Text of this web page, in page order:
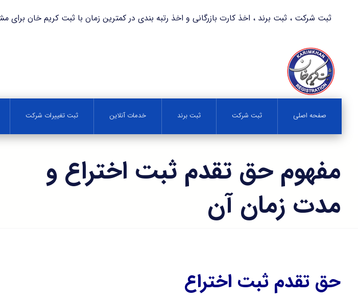
ثبت شرکت ، ثبت برند ، اخذ کارت بازرگانی و اخذ رتبه بندی در کمترین زمان با ثبت کریم خان برای مشاوره با شماره ۸۷۱۴۶
صفحه اصلی ثبت شرکت ثبت برند خدمات آنلاین ثبت تغییرات شرکت
مفهوم حق تقدم ثبت اختراع و
مدت زمان آن
حق تقدم ثبت اختراع